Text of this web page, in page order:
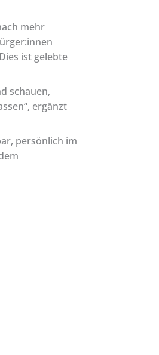
mehr
ist gelebte
schauen,
ergänzt
persönlich im